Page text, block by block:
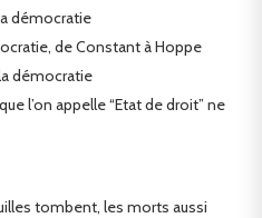
démocratie
de Constant à Hoppe
démocratie
l’on appelle “Etat de droit” ne
tombent, les morts aussi